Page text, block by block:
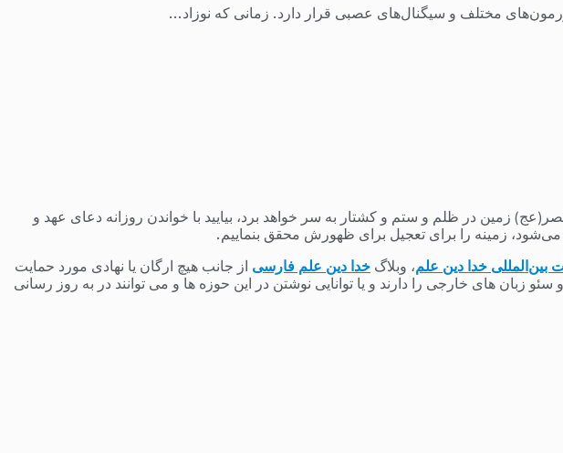
هورمون‌های مختلف و سیگنال‌های عصبی قرار دارد. زمانی که نوزاد...
زمین در ظلم و ستم و کشتار به سر خواهد برد، بیایید با خواندن روزانه دعای عهد و
زمینه را برای تعجیل برای ظهورش محقق بنماییم.
بین‌المللی خدا دین علم، وبلاگ خدا دین علم فارسی از جانب هیچ ارگان یا نهادی مورد حمایت
های خارجی را دارند و یا توانایی نوشتن در این حوزه ها و می توانند در به روز رسانی